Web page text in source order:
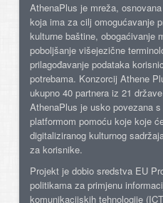
AthenaPlus je mreža,
koja ima za cilj omogućavanje
kulturne baštine, obogaćivanje
poboljšanje višejezične
prilagođavanje podataka
potrebama. Konzorcij Athene
ukupno 40 partnera iz 21
AthenaPlus je usko povezana s
platformom pomoću koje koje
digitaliziranog kulturnog
za korisnike.
Projekt je dobio sredstva EU
politikama za primjenu
komunikacijskih tehnologije